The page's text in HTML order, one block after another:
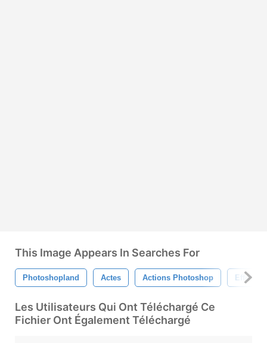
This Image Appears In Searches For
Photoshopland Actes Actions Photoshop Effets
Les Utilisateurs Qui Ont Téléchargé Ce
Fichier Ont Également Téléchargé